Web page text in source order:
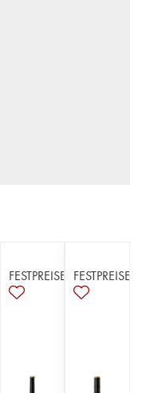
FESTPREISE FESTPREISE